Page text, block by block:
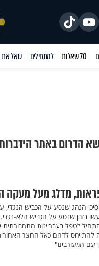
70 שאלות למתחילים שאל את
הדרום באתר
מדלג מעל מעקה
הנהג שנסע על הכביש הנגדי,
בזמן שנסע על הכביש הלא-נגדי.
לטפל בעבריינות התחבורתית
להתייחס לדרום כאל החצר
עם המעורבים"